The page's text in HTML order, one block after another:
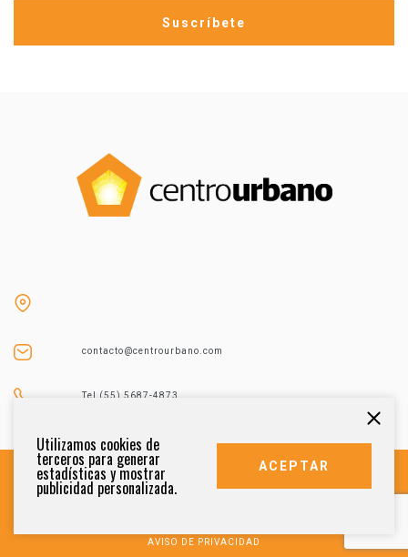
contacto@centrourbano.com
Tel (55) 5687-4873
AVISO DE PRIVACIDAD
Utilizamos cookies de
terceros para generar
estadísticas y mostrar
publicidad personalizada.
ACEPTAR